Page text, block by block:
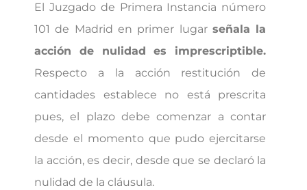
El Juzgado de Primera Instancia número
101 de Madrid en primer lugar señala la
acción de nulidad es imprescriptible.
Respecto a la acción restitución de
cantidades establece no está prescrita
pues, el plazo debe comenzar a contar
desde el momento que pudo ejercitarse
la acción, es decir, desde que se declaró la
nulidad de la cláusula.